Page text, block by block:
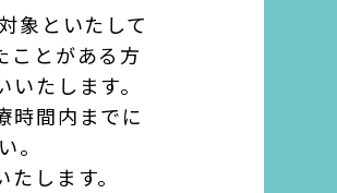
象といたして
ことがある方
たします。
時間内までに
。
します。